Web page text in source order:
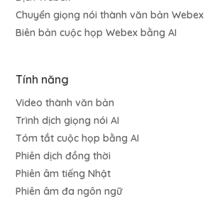
Chuyển giọng nói thành văn bản Webex
Biên bản cuộc họp Webex bằng AI
Tính năng
Video thành văn bản
Trình dịch giọng nói AI
Tóm tắt cuộc họp bằng AI
Phiên dịch đồng thời
Phiên âm tiếng Nhật
Phiên âm đa ngôn ngữ